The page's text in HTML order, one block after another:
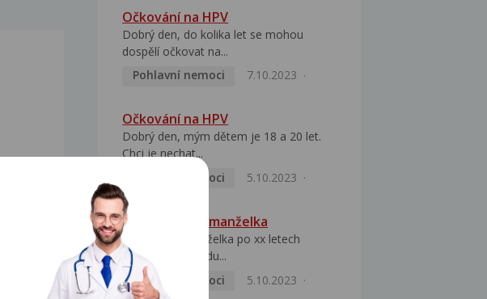
Očkování na HPV
Dobrý den, do kolika let se mohou
dospělí očkovat na...
Pohlavní nemoci
7.10.2023
Očkování na HPV
Dobrý den, mým dětem je 18 a 20 let.
Chci je nechat...
Pohlavní nemoci
5.10.2023
HPV pozitivní manželka
Dobrý den, manželka po xx letech
přivezla z Východu...
Pohlavní nemoci
5.10.2023